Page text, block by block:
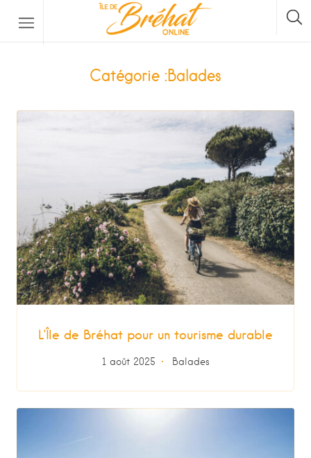
La Traversée Par Bateau
Catégorie :Balades
L’Île de Bréhat pour un tourisme durable
1 août 2025 Balades